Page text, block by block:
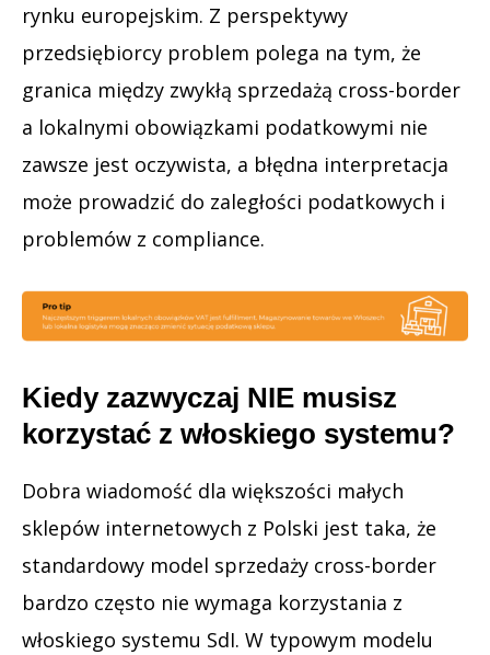
rynku europejskim. Z perspektywy
przedsiębiorcy problem polega na tym, że
granica między zwykłą sprzedażą cross-border
a lokalnymi obowiązkami podatkowymi nie
zawsze jest oczywista, a błędna interpretacja
może prowadzić do zaległości podatkowych i
problemów z compliance.
Kiedy zazwyczaj NIE musisz
korzystać z włoskiego systemu?
Dobra wiadomość dla większości małych
sklepów internetowych z Polski jest taka, że
standardowy model sprzedaży cross-border
bardzo często nie wymaga korzystania z
włoskiego systemu SdI. W typowym modelu